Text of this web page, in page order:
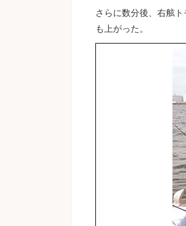
さらに数分後、右舷
も上がった。